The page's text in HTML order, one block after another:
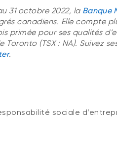
31 octobre 2022, la Banque
canadiens. Elle compte
primée pour ses qualités
(TSX : NA). Suivez
.
sociale